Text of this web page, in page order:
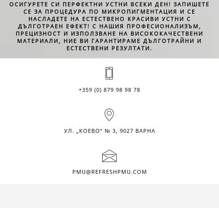
ОСИГУРЕТЕ СИ ПЕРФЕКТНИ УСТНИ ВСЕКИ ДЕН! ЗАПИШЕТЕ
СЕ ЗА ПРОЦЕДУРА ПО МИКРОПИГМЕНТАЦИЯ И СЕ
НАСЛАДЕТЕ НА ЕСТЕСТВЕНО КРАСИВИ УСТНИ С
ДЪЛГОТРАЕН ЕФЕКТ! С НАШИЯ ПРОФЕСИОНАЛИЗЪМ,
ПРЕЦИЗНОСТ И ИЗПОЛЗВАНЕ НА ВИСОКОКАЧЕСТВЕНИ
МАТЕРИАЛИ, НИЕ ВИ ГАРАНТИРАМЕ ДЪЛГОТРАЙНИ И
ЕСТЕСТВЕНИ РЕЗУЛТАТИ.
+359 (0) 879 98 98 78
УЛ. „КОЕВО“ № 3, 9027 ВАРНА
PMU@REFRESHPMU.COM